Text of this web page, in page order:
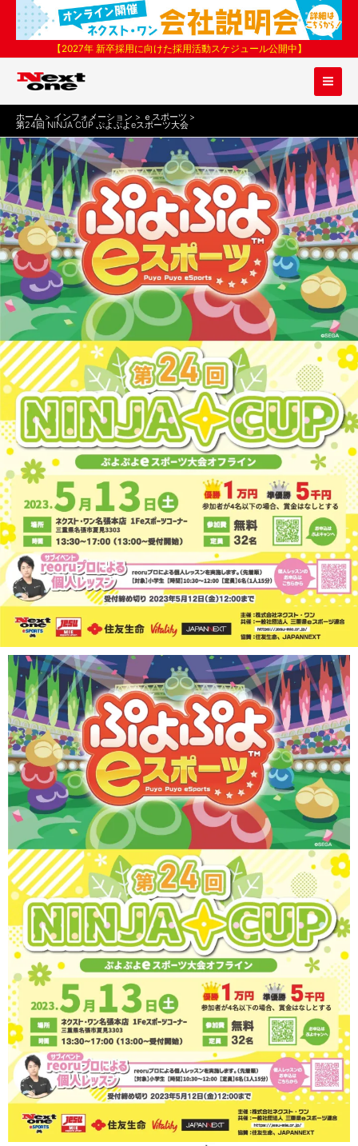
ス
【2027年 新卒採用に向けた採用活動スケジュール公開中】
ホーム インフォメーション ｅスポーツ
第24回 NINJA CUP ぷよぷよeスポーツ大会